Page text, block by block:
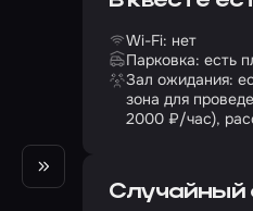
Wi-Fi: нет
Парковка: есть
Зал ожидания:
зона для
2000 ₽/час),
Случайный